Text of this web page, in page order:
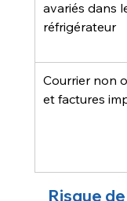
avariés dans
réfrigérateur
Courrier non
et factures
Risque